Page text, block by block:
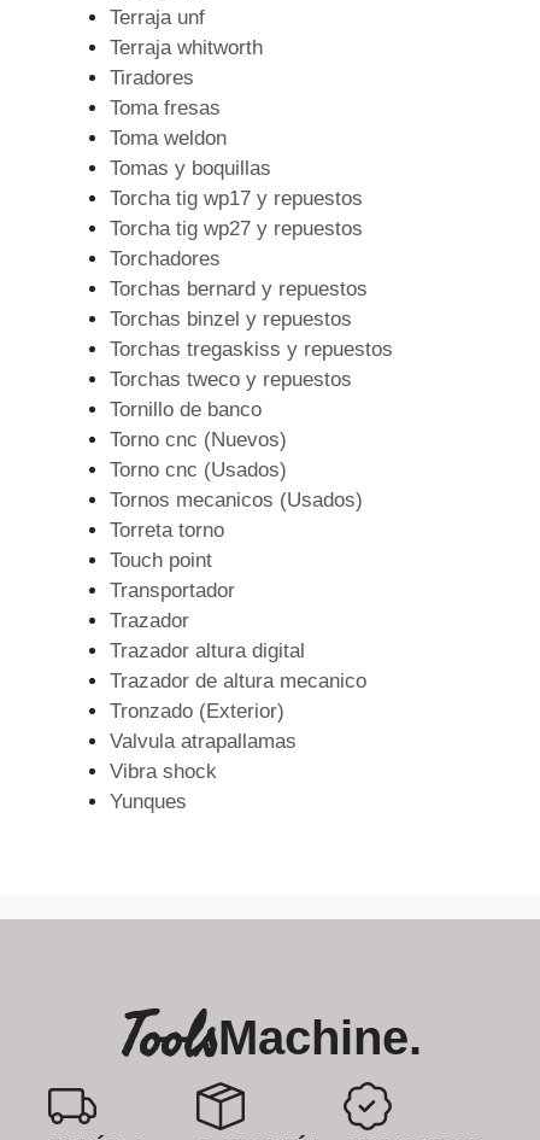
Terraja unf
Terraja whitworth
Tiradores
Toma fresas
Toma weldon
Tomas y boquillas
Torcha tig wp17 y repuestos
Torcha tig wp27 y repuestos
Torchadores
Torchas bernard y repuestos
Torchas binzel y repuestos
Torchas tregaskiss y repuestos
Torchas tweco y repuestos
Tornillo de banco
Torno cnc (Nuevos)
Torno cnc (Usados)
Tornos mecanicos (Usados)
Torreta torno
Touch point
Transportador
Trazador
Trazador altura digital
Trazador de altura mecanico
Tronzado (Exterior)
Valvula atrapallamas
Vibra shock
Yunques
ToolsMachine.